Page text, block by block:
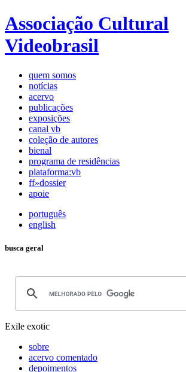
Associação Cultural
Videobrasil
quem somos
notícias
acervo
publicações
exposições
canal vb
coleção de autores
bienal
programa de residências
plataforma:vb
ff»dossier
apoie
português
english
busca geral
Exile exotic
sobre
acervo comentado
depoimentos